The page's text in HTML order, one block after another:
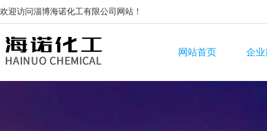
欢迎访问淄博海诺化工有限公司网站！
网站首页 企